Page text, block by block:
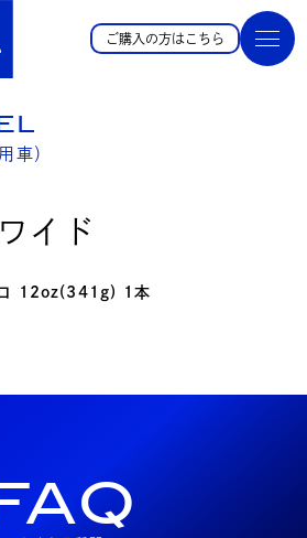
ご購入の方はこちら
車）
イド
コ 12oz(341g) 1本